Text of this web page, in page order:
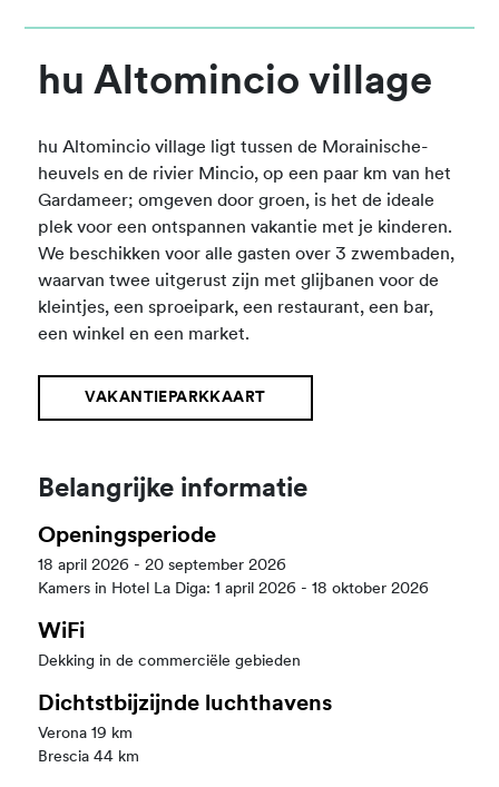
hu Altomincio village
hu Altomincio village ligt tussen de Morainische-
heuvels en de rivier Mincio, op een paar km van het
Gardameer; omgeven door groen, is het de ideale
plek voor een ontspannen vakantie met je kinderen.
We beschikken voor alle gasten over 3 zwembaden,
waarvan twee uitgerust zijn met glijbanen voor de
kleintjes, een sproeipark, een restaurant, een bar,
een winkel en een market.
VAKANTIEPARKKAART
Belangrijke informatie
Openingsperiode
18 april 2026 - 20 september 2026
Kamers in Hotel La Diga: 1 april 2026 - 18 oktober 2026
WiFi
Dekking in de commerciële gebieden
Dichtstbijzijnde luchthavens
Verona 19 km
Brescia 44 km